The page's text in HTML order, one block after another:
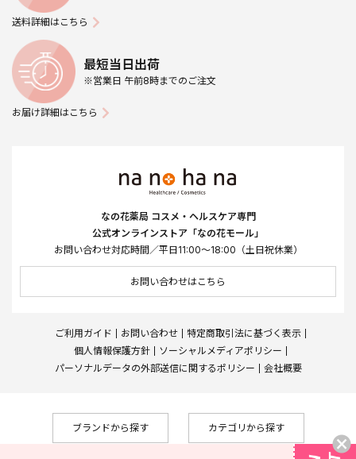
送料詳細はこちら
最短当日出荷
※営業日 午前8時までのご注文
お届け詳細はこちら
なの花薬局 コスメ・ヘルスケア専門
公式オンラインストア「なの花モール」
お問い合わせ対応時間／平日11:00～18:00（土日祝休業）
お問い合わせはこちら
ご利用ガイド お問い合わせ
特定商取引法に基づく表示
個人情報保護方針
ソーシャルメディアポリシー
パーソナルデータの外部送信に関するポリシー
会社概要
ブランドから探す カテゴリから探す